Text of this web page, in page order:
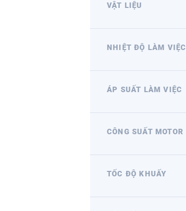
VẬT LIỆU
NHIỆT ĐỘ LÀM VIỆC
ÁP SUẤT LÀM VIỆC
CÔNG SUẤT MOTOR
TỐC ĐỘ KHUẤY